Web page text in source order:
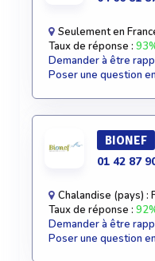
Seulement en
Taux de réponse :
Demander à être
Poser une question
BIONEF
01 42 87
Chalandise (pays) :
Taux de réponse :
Demander à être
Poser une question